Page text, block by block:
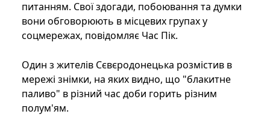
питанням. Свої здогади, побоювання та думки
вони обговорюють в місцевих групах у
соцмережах, повідомляє Час Пік.
Один з жителів Сєвєродонецька розмістив в
мережі знімки, на яких видно, що "блакитне
паливо" в різний час доби горить різним
полум'ям.